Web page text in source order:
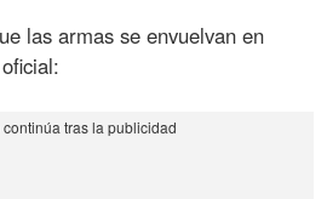
las armas se envuelvan en